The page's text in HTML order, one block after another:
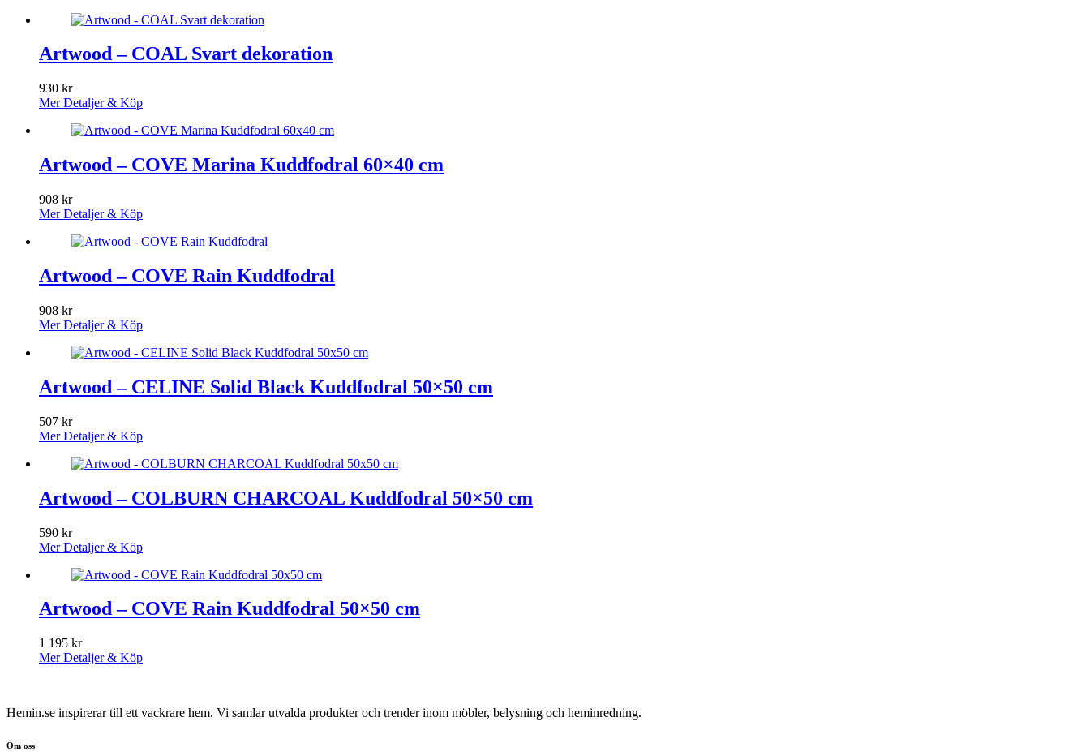
Artwood – COAL Svart dekoration
930 kr
Mer Detaljer & Köp
Artwood – COVE Marina Kuddfodral 60×40 cm
908 kr
Mer Detaljer & Köp
Artwood – COVE Rain Kuddfodral
908 kr
Mer Detaljer & Köp
Artwood – CELINE Solid Black Kuddfodral 50×50 cm
507 kr
Mer Detaljer & Köp
Artwood – COLBURN CHARCOAL Kuddfodral 50×50 cm
590 kr
Mer Detaljer & Köp
Artwood – COVE Rain Kuddfodral 50×50 cm
1 195 kr
Mer Detaljer & Köp
Hemin.se inspirerar till ett vackrare hem. Vi samlar utvalda produkter och trender inom möbler, belysning och heminredning.
Om oss